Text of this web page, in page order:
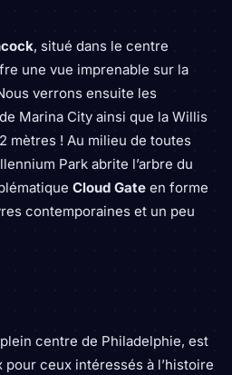
, situé dans le centre
une vue imprenable sur la
verrons ensuite les
Marina City ainsi que la Willis
mètres ! Au milieu de toutes
Park abrite l’arbre du
Cloud Gate en forme
contemporaines et un peu
centre de Philadelphie, est
ceux intéressés à l’histoire